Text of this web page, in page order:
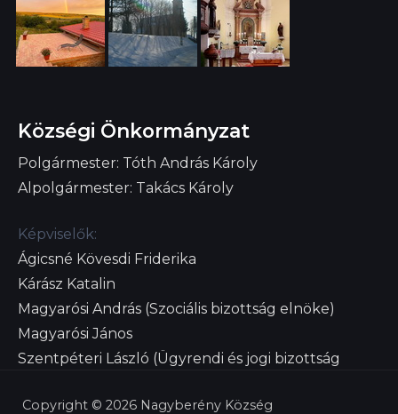
Községi Önkormányzat
Polgármester: Tóth András Károly
Alpolgármester: Takács Károly
Képviselők:
Ágicsné Kövesdi Friderika
Kárász Katalin
Magyarósi András (Szociális bizottság elnöke)
Magyarósi János
Szentpéteri László (Ügyrendi és jogi bizottság
Copyright © 2026 Nagyberény Község